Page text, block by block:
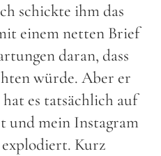
schickte ihm das
einem netten Brief
daran, dass
würde. Aber er
es tatsächlich auf
und mein Instagram
Kurz